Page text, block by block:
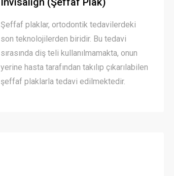
Şeffaf plaklar, ortodontik tedavilerdeki
son teknolojilerden biridir. Bu tedavi
sırasında diş teli kullanılmamakta, onun
yerine hasta tarafından takılıp çıkarılabilen
şeffaf plaklarla tedavi edilmektedir.